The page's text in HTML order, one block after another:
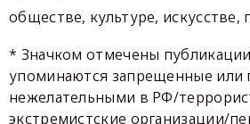
обществе, культуре, искусстве,
* Значком отмечены
упоминаются запрещенные или
нежелательными в РФ/
экстремистские организации/